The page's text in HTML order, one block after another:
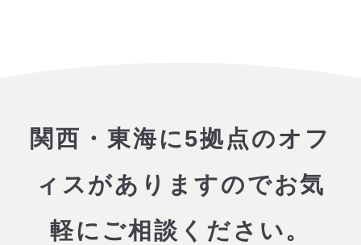
関西・東海に5拠点のオフ
ィスがありますのでお気
軽にご相談ください。